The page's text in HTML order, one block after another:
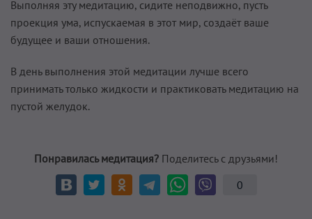
Выполняя эту медитацию, сидите неподвижно, пусть
проекция ума, испускаемая в этот мир, создаёт ваше
будущее и ваши отношения.
В день выполнения этой медитации лучше всего
принимать только жидкости и практиковать медитацию на
пустой желудок.
Понравилась медитация? Поделитесь с друзьями!
0